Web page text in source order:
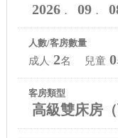
2026． 09．
人數/客房數量
成人 2名 兒童 0
客房類型
高級雙床房